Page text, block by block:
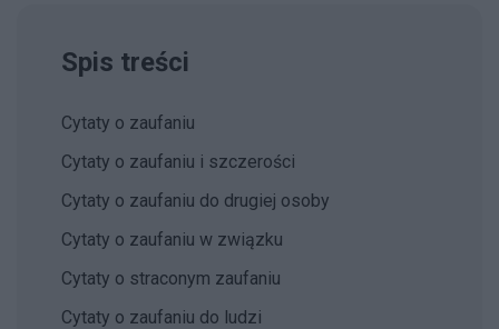
Spis treści
Cytaty o zaufaniu
Cytaty o zaufaniu i szczerości
Cytaty o zaufaniu do drugiej osoby
Cytaty o zaufaniu w związku
Cytaty o straconym zaufaniu
Cytaty o zaufaniu do ludzi